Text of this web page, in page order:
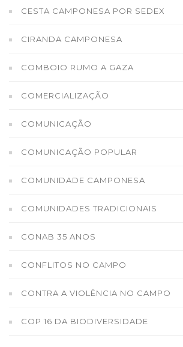
CESTA CAMPONESA POR SEDEX
CIRANDA CAMPONESA
COMBOIO RUMO A GAZA
COMERCIALIZAÇÃO
COMUNICAÇÃO
COMUNICAÇÃO POPULAR
COMUNIDADE CAMPONESA
COMUNIDADES TRADICIONAIS
CONAB 35 ANOS
CONFLITOS NO CAMPO
CONTRA A VIOLÊNCIA NO CAMPO
COP 16 DA BIODIVERSIDADE